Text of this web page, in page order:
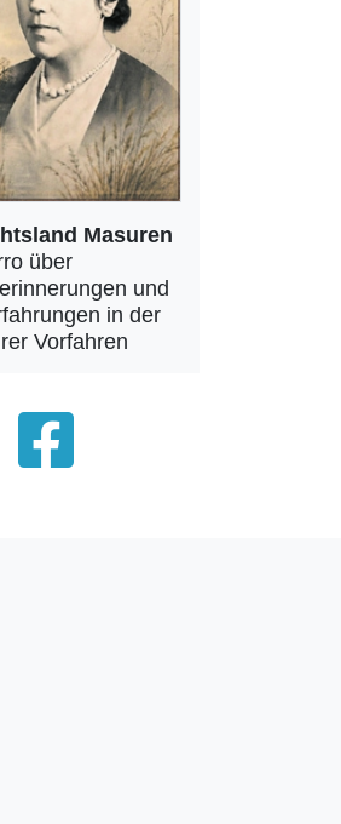
Masuren
über
und
in der
Vorfahren